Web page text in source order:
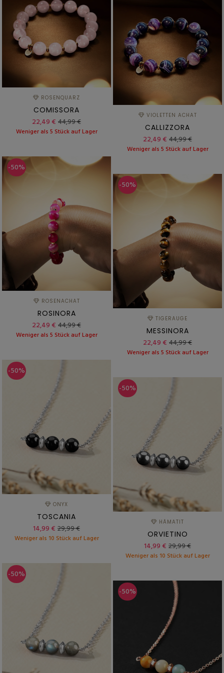
ROSENQUARZ
COMISSORA
22,49 € 44,99 €
Weniger als 5 Stück auf Lager
VIOLETTEN ACHAT
CALLIZZORA
22,49 € 44,99 €
Weniger als 5 Stück auf Lager
-50%
ROSENACHAT
ROSINORA
22,49 € 44,99 €
Weniger als 5 Stück auf Lager
-50%
TIGERAUGE
MESSINORA
22,49 € 44,99 €
Weniger als 5 Stück auf Lager
-50%
ONYX
TOSCANIA
14,99 € 29,99 €
Weniger als 10 Stück auf Lager
-50%
HÄMATIT
ORVIETINO
14,99 € 29,99 €
Weniger als 10 Stück auf Lager
-50%
-50%